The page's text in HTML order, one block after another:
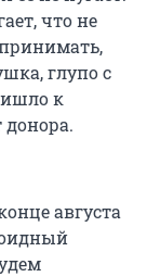
что не
глупо с
к
донора.
августа